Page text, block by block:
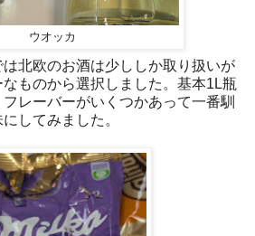
ウオッカ
北欧のお酒は少ししか取り扱いが
ものから選択しました。基本1L瓶
レーバーがいくつかあって一番馴
してみました。